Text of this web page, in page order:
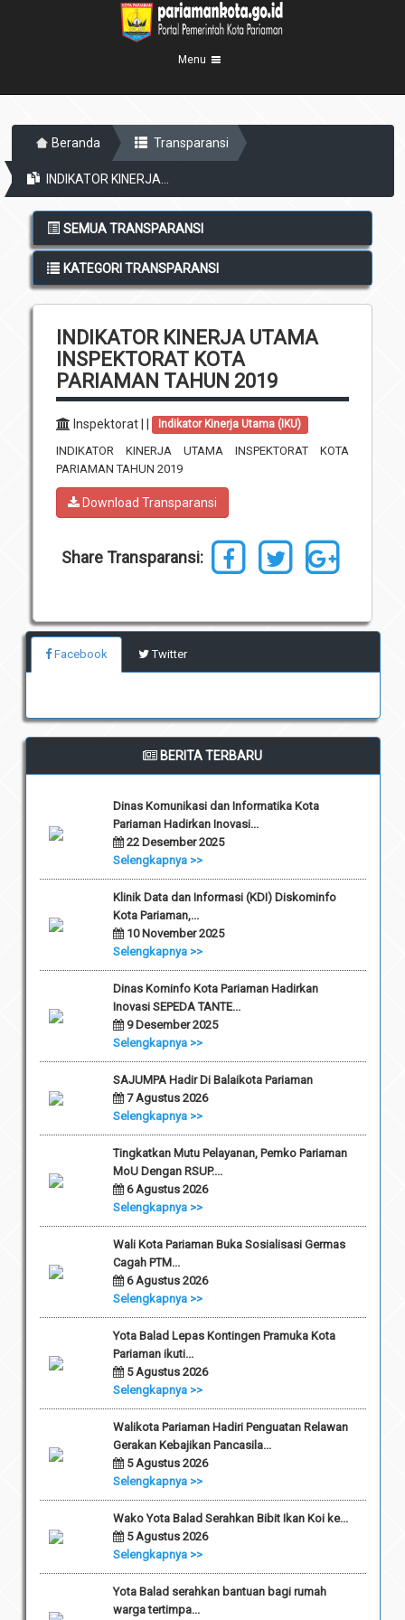
Menu
Profil Kota
Sejarah
Demografis
Pemerintahan
Eksekutif
Legislatif
Perangkat Daerah
Sekretariat Daerah
Kecamatan
Desa
Kelurahan
Unit Pelaksana Teknis (UPT)
Berita Kota
Transparansi
Informasi
Layanan
Agenda
Pengumuman
Infografis
Download
Penghargaan
Beranda Transparansi
INDIKATOR KINERJA...
SEMUA TRANSPARANSI
KATEGORI TRANSPARANSI
INDIKATOR KINERJA UTAMA
INSPEKTORAT KOTA
PARIAMAN TAHUN 2019
Inspektorat | | Indikator Kinerja Utama (IKU)
INDIKATOR KINERJA UTAMA INSPEKTORAT KOTA
PARIAMAN TAHUN 2019
Download Transparansi
Share Transparansi:
Facebook Twitter
BERITA TERBARU
Dinas Komunikasi dan Informatika Kota
Pariaman Hadirkan Inovasi...
22 Desember 2025
Selengkapnya >>
Klinik Data dan Informasi (KDI) Diskominfo
Kota Pariaman,...
10 November 2025
Selengkapnya >>
Dinas Kominfo Kota Pariaman Hadirkan
Inovasi SEPEDA TANTE...
9 Desember 2025
Selengkapnya >>
SAJUMPA Hadir Di Balaikota Pariaman
7 Agustus 2026
Selengkapnya >>
Tingkatkan Mutu Pelayanan, Pemko Pariaman
MoU Dengan RSUP....
6 Agustus 2026
Selengkapnya >>
Wali Kota Pariaman Buka Sosialisasi Germas
Cagah PTM...
6 Agustus 2026
Selengkapnya >>
Yota Balad Lepas Kontingen Pramuka Kota
Pariaman ikuti...
5 Agustus 2026
Selengkapnya >>
Walikota Pariaman Hadiri Penguatan Relawan
Gerakan Kebajikan Pancasila...
5 Agustus 2026
Selengkapnya >>
Wako Yota Balad Serahkan Bibit Ikan Koi ke...
5 Agustus 2026
Selengkapnya >>
Yota Balad serahkan bantuan bagi rumah
warga tertimpa...